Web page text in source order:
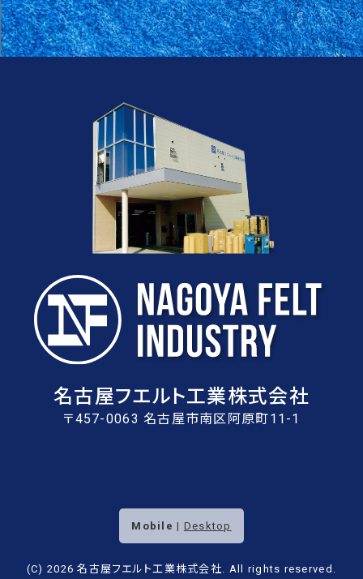
名古屋フエルト工業株式会社
〒457-0063 名古屋市南区阿原町11-1
Mobile | Desktop
(C) 2026名古屋フエルト工業株式会社. All rights reserved.